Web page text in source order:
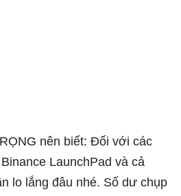
nên biết: Đối với các
LaunchPad và cả
lo lắng đâu nhé. Số dư chụp